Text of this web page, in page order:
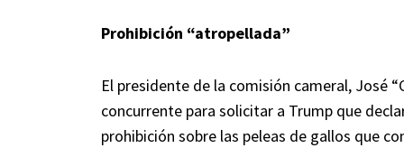
Prohibición “atropellada”
El presidente de la comisión cameral, José
concurrente para solicitar a Trump que
prohibición sobre las peleas de gallos que